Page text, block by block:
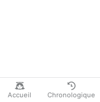
Accueil Chronologique